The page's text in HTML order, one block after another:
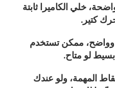
خلي الكاميرا ثابتة
كتير.
ممكن تستخدم
لو متاح.
المهمة، ولو عندك